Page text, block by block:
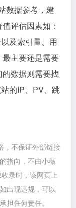
数据参考，建
评估因素如：
及索引量、用
最主要还是需要
数据则需要找
的IP、PV、跳
，不保证外部链接
指向，不由小薇
录时，该网页上
出现违规，可以
担任何责任。